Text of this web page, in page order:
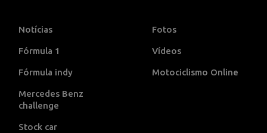
Notícias
Fórmula 1
Fórmula indy
Mercedes Benz
challenge
Stock car
Fotos
Vídeos
Motociclismo Online